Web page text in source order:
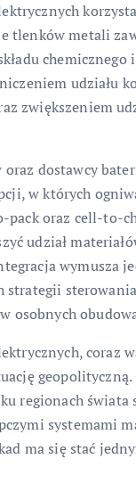
tlenków metali
zwiększeniem
dostawcy
w których
oraz cell-to-
udział
wymusza
osobnych
coraz
regionach świata
systemami
ma się stać